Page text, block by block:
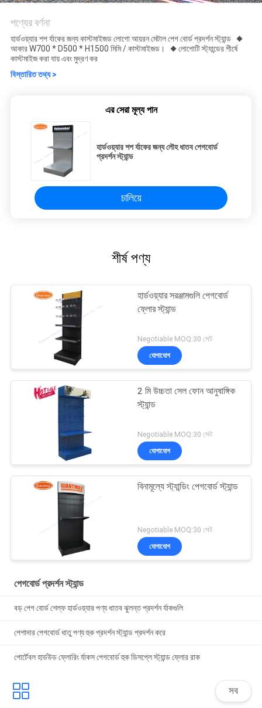
পণ্যের বর্ণনা
হার্ডওয়্যার শপ র্যাকের জন্য কাস্টমাইজড লোগো আয়রন মেটাল পেগ বোর্ড প্রদর্শন স্ট্যান্ড ◆
আকার W700 * D500 * H1500 মিমি / কাস্টমাইজড। ◆ লোগোটি স্ট্যান্ডের শীর্ষে
কাস্টমাইজ করা যায় এবং মুদ্রণ কর
বিস্তারিত তথ্য >
এর সেরা মূল্য পান
হার্ডওয়্যার শপ র্যাকের জন্য লৌহ ধাতব পেগবোর্ড
প্রদর্শন স্ট্যান্ড
চালিয়ে
শীর্ষ পণ্য
হার্ডওয়্যার সরঞ্জামগুলি পেগবোর্ড
ফ্লোর স্ট্যান্ড
Negotiable MOQ:30 সেট
যোগাযোগ
2 মি উচ্চতা সেল ফোন আনুষাঙ্গিক
স্ট্যান্ড
Negotiable MOQ:30 সেট
যোগাযোগ
বিনামূল্যে স্ট্যান্ডিং পেগবোর্ড স্ট্যান্ড
Negotiable MOQ:30 সেট
যোগাযোগ
পেগবোর্ড প্রদর্শন স্ট্যান্ড
বড় পেগ বোর্ড শেল্ফ হার্ডওয়্যার পণ্য ধাতব ঝুলন্ত প্রদর্শন র্যাকগুলি
পেশাদার পেগবোর্ড ধাতু পণ্য হুক প্রদর্শন স্ট্যান্ড প্রদর্শন করে
পোর্টেবল হার্ডউড ফ্লোরিং র্যাকস পেগবোর্ড হুক ডিসপ্লে স্ট্যান্ড ফ্লোর রাক
সব